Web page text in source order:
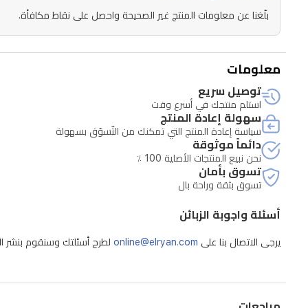
بلّغنا عن معلومات المنتج غير الصحيحة واحصل على نقاط مكافأة.
معلومات
توصيل سريع
استلم منتجك في أسرع وقت
سهولة إعادة المنتج
سياسة إعادة المنتج التي تمكنك من التّسوّق بسهولة
دائماً موثوقة
نحن نبيع المنتجات الأصلية 100 ٪
تسوق بأمان
تسوق بثقة وراحة بال
أسئلة واجوبة الزبائن
يرجى الاتصال بنا على online@elryan.com لطرح أسئلتك وسنقوم بنشر